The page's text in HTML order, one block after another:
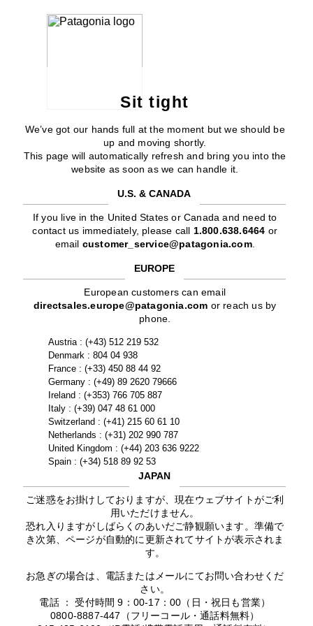
Sit tight
We’ve got our hands full at the moment but we should be
up and moving shortly.
This page will automatically refresh and bring you into the
website as soon as we can handle it.
U.S. & CANADA
If you live in the United States or Canada and need to
contact us immediately, please call 1.800.638.6464 or
email customer_service@patagonia.com.
EUROPE
European customers can email
directsales.europe@patagonia.com or reach us by
phone.
Austria : (+43) 512 219 532
Denmark : 804 04 938
France : (+33) 450 88 44 92
Germany : (+49) 89 2620 79666
Ireland : (+353) 766 705 887
Italy : (+39) 047 48 61 000
Switzerland : (+41) 215 60 61 10
Netherlands : (+31) 202 990 787
United Kingdom : (+44) 203 636 9222
Spain : (+34) 518 89 92 53
JAPAN
ご迷惑をお掛けしておりますが、現在ウェブサイトがご利
用いただけません。
恐れ入りますがしばらくのあいだご静観願います。準備で
き次第、ページが自動的に更新されてサイトが表示されま
す。
お急ぎの場合は、電話またはメールにてお問い合わせくだ
さい。
電話 ： 受付時間 9：00-17：00（日・祝日も営業）
0800-8887-447（フリーコール・通話料無料）